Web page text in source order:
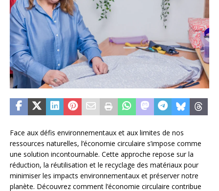
Face aux défis environnementaux et aux limites de nos
ressources naturelles, l’économie circulaire s’impose comme
une solution incontournable. Cette approche repose sur la
réduction, la réutilisation et le recyclage des matériaux pour
minimiser les impacts environnementaux et préserver notre
planète. Découvrez comment l’économie circulaire contribue